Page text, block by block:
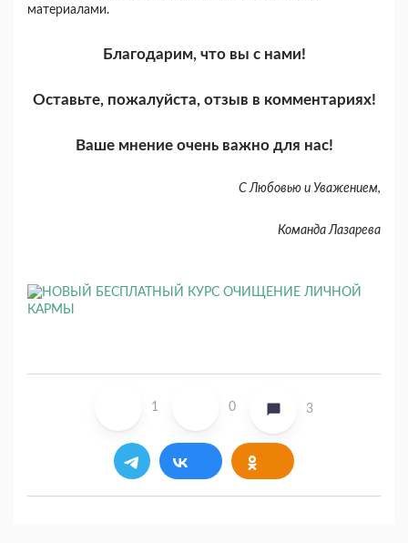
материалами.
Благодарим, что вы с нами!
Оставьте, пожалуйста, отзыв в комментариях!
Ваше мнение очень важно для нас!
С Любовью и Уважением,
Команда Лазарева
1 0 3